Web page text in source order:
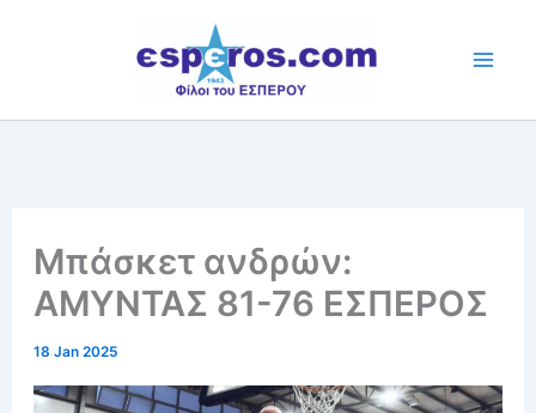
Μπάσκετ ανδρών:
ΑΜΥΝΤΑΣ 81-76 ΕΣΠΕΡΟΣ
18 Jan 2025